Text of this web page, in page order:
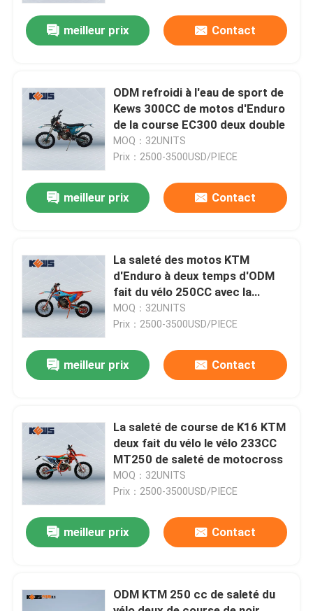
Maison
Au sujet de nous
Visite d'usine
Contrôle de qualité
Contactez-nous
Blog
4 motos d'Enduro de course
Motos de rassemblement
meilleur prix Contact
ODM refroidi à l'eau de sport de
Kews 300CC de motos d'Enduro
de la course EC300 deux double
MOQ：32UNITS
Prix：2500-3500USD/PIECE
meilleur prix Contact
La saleté des motos KTM
d'Enduro à deux temps d'ODM
fait du vélo 250CC avec la
puissance 29kw
MOQ：32UNITS
Prix：2500-3500USD/PIECE
meilleur prix Contact
La saleté de course de K16 KTM
deux fait du vélo le vélo 233CC
MT250 de saleté de motocross
MOQ：32UNITS
Prix：2500-3500USD/PIECE
meilleur prix Contact
ODM KTM 250 cc de saleté du